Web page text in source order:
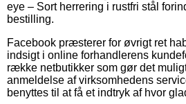
eye – Sort herrering i rustfri stål
bestilling.
Facebook præsterer for øvrigt ret
indsigt i online forhandlerens
række netbutikker som gør det
anmeldelse af virksomhedens
benyttes til at få et indtryk af hvor